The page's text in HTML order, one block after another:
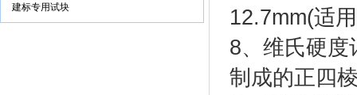
建标专用试块
12.7mm(适
8、维氏硬度
制成的正四